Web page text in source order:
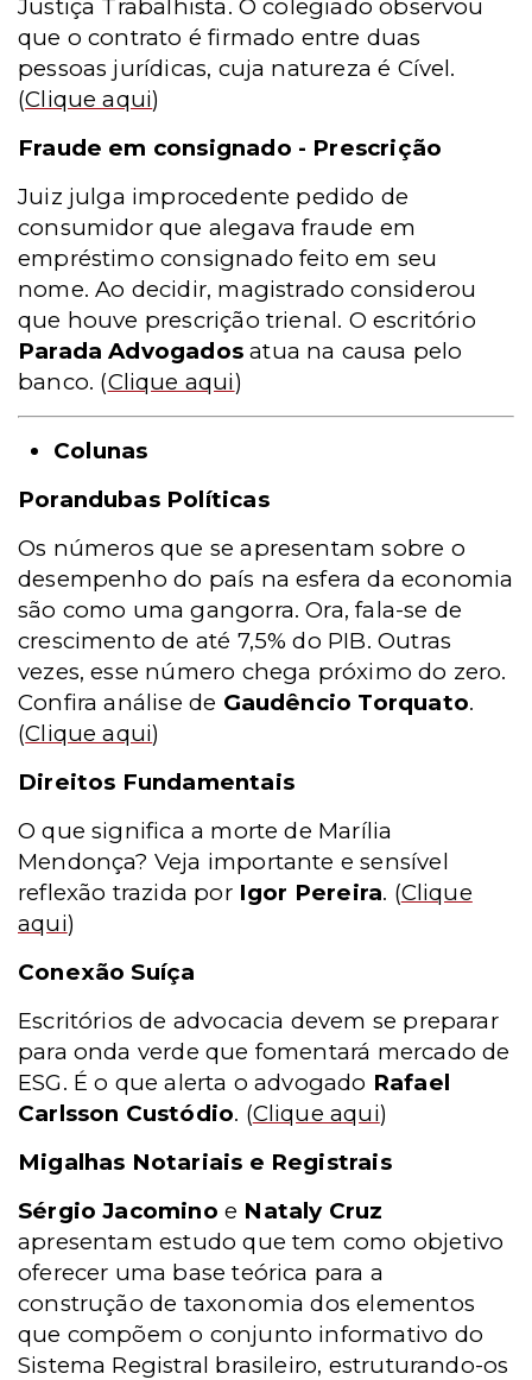
Justiça Trabalhista. O colegiado observou
que o contrato é firmado entre duas
pessoas jurídicas, cuja natureza é Cível.
(Clique aqui)
Fraude em consignado - Prescrição
Juiz julga improcedente pedido de
consumidor que alegava fraude em
empréstimo consignado feito em seu
nome. Ao decidir, magistrado considerou
que houve prescrição trienal. O escritório
Parada Advogados atua na causa pelo
banco. (Clique aqui)
Colunas
Porandubas Políticas
Os números que se apresentam sobre o
desempenho do país na esfera da economia
são como uma gangorra. Ora, fala-se de
crescimento de até 7,5% do PIB. Outras
vezes, esse número chega próximo do zero.
Confira análise de Gaudêncio Torquato.
(Clique aqui)
Direitos Fundamentais
O que significa a morte de Marília
Mendonça? Veja importante e sensível
reflexão trazida por Igor Pereira. (Clique
aqui)
Conexão Suíça
Escritórios de advocacia devem se preparar
para onda verde que fomentará mercado de
ESG. É o que alerta o advogado Rafael
Carlsson Custódio. (Clique aqui)
Migalhas Notariais e Registrais
Sérgio Jacomino e Nataly Cruz
apresentam estudo que tem como objetivo
oferecer uma base teórica para a
construção de taxonomia dos elementos
que compõem o conjunto informativo do
Sistema Registral brasileiro, estruturando-os